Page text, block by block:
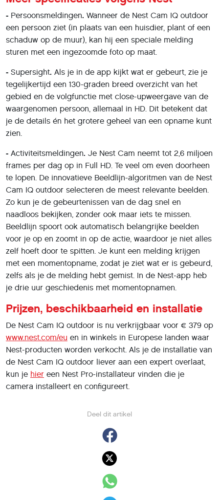
Deel dit artikel
- Persoonsmeldingen. Wanneer de Nest Cam IQ outdoor
een persoon ziet (in plaats van een huisdier, plant of een
schaduw op de muur), kan hij een speciale melding
sturen met een ingezoomde foto op maat.
- Supersight. Als je in de app kijkt wat er gebeurt, zie je
tegelijkertijd een 130-graden breed overzicht van het
gebied en de volgfunctie met close-upweergave van de
waargenomen persoon, allemaal in HD. Dit betekent dat
je de details én het grotere geheel van een opname kunt
zien.
- Activiteitsmeldingen. Je Nest Cam neemt tot 2,6 miljoen
frames per dag op in Full HD. Te veel om even doorheen
te lopen. De innovatieve Beeldlijn-algoritmen van de Nest
Cam IQ outdoor selecteren de meest relevante beelden.
Zo kun je de gebeurtenissen van de dag snel en
naadloos bekijken, zonder ook maar iets te missen.
Beeldlijn spoort ook automatisch belangrijke beelden
voor je op en zoomt in op de actie, waardoor je niet alles
zelf hoeft door te spitten. Je kunt een melding krijgen
met een momentopname, zodat je ziet wat er is gebeurd,
zelfs als je de melding hebt gemist. In de Nest-app heb
je drie uur geschiedenis met momentopnamen.
Prijzen, beschikbaarheid en installatie
De Nest Cam IQ outdoor is nu verkrijgbaar voor € 379 op
www.nest.com/eu en in winkels in Europese landen waar
Nest-producten worden verkocht. Als je de installatie van
de Nest Cam IQ outdoor liever aan een expert overlaat,
kun je hier een Nest Pro-installateur vinden die je
camera installeert en configureert.